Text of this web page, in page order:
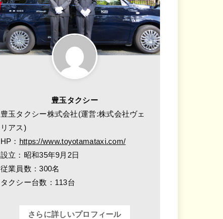
豊玉タクシー
豊玉タクシー株式会社(運営:株式会社ヴェ
リアス)
HP： https://www.toyotamataxi.com/
設立：昭和35年9月2日
従業員数：300名
タクシー台数：113台
さらに詳しいプロフィール